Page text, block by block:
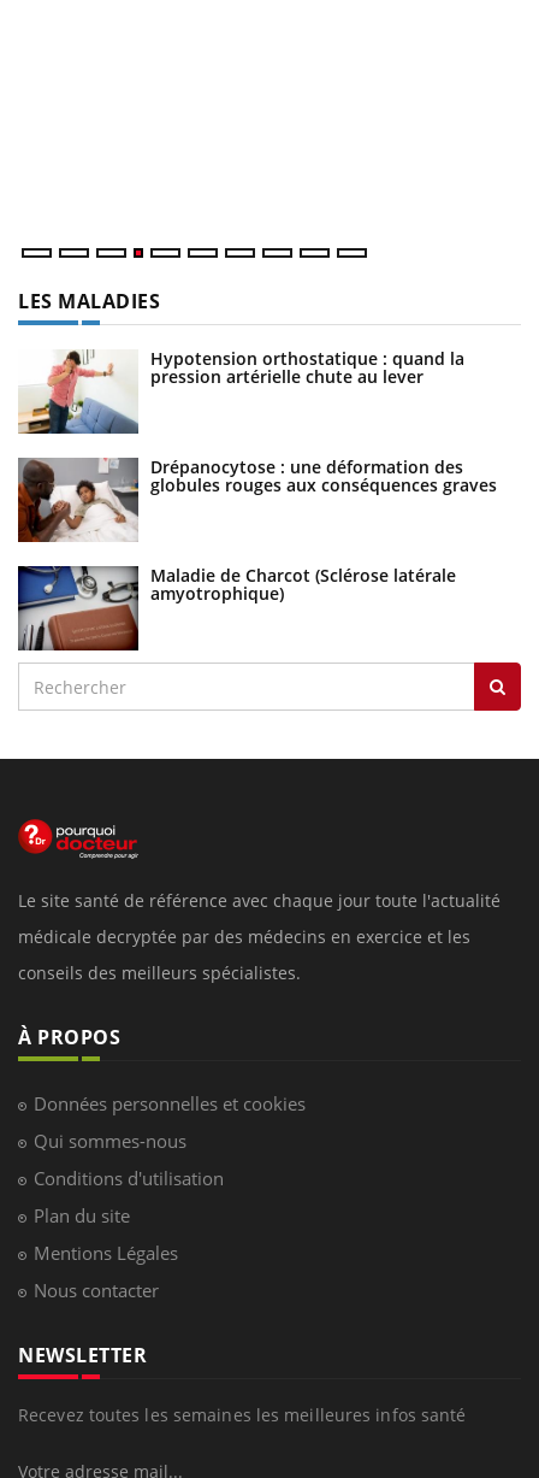
LES MALADIES
Hypotension orthostatique : quand la
pression artérielle chute au lever
Drépanocytose : une déformation des
globules rouges aux conséquences graves
Maladie de Charcot (Sclérose latérale
amyotrophique)
Le site santé de référence avec chaque jour toute l'actualité
médicale decryptée par des médecins en exercice et les
conseils des meilleurs spécialistes.
À PROPOS
Données personnelles et cookies
Qui sommes-nous
Conditions d'utilisation
Plan du site
Mentions Légales
Nous contacter
NEWSLETTER
Recevez toutes les semaines les meilleures infos santé